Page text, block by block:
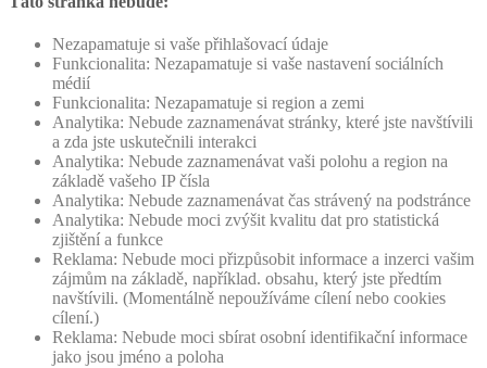
Nezapamatuje si vaše přihlašovací údaje
Funkcionalita: Nezapamatuje si vaše nastavení sociálních
médií
Funkcionalita: Nezapamatuje si region a zemi
Analytika: Nebude zaznamenávat stránky, které jste navštívili
a zda jste uskutečnili interakci
Analytika: Nebude zaznamenávat vaši polohu a region na
základě vašeho IP čísla
Analytika: Nebude zaznamenávat čas strávený na podstránce
Analytika: Nebude moci zvýšit kvalitu dat pro statistická
zjištění a funkce
Reklama: Nebude moci přizpůsobit informace a inzerci vašim
zájmům na základě, například. obsahu, který jste předtím
navštívili. (Momentálně nepoužíváme cílení nebo cookies
cílení.)
Reklama: Nebude moci sbírat osobní identifikační informace
jako jsou jméno a poloha